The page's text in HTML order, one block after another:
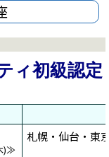
ィ初級認定
)≫
札幌・仙台・東